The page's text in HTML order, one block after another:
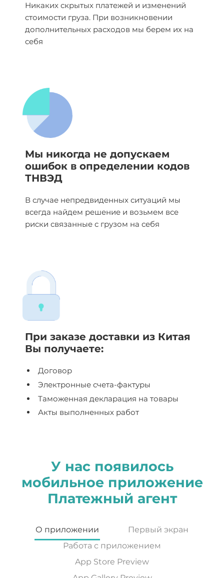
Никаких скрытых платежей и изменений
стоимости груза. При возникновении
дополнительных расходов мы берем их на
себя
Мы никогда не допускаем
ошибок в определении кодов
ТНВЭД
В случае непредвиденных ситуаций мы
всегда найдем решение и возьмем все
риски связанные с грузом на себя
При заказе доставки из Китая
Вы получаете:
Договор
Электронные счета-фактуры
Таможенная декларация на товары
Акты выполненных работ
У нас появилось
мобильное приложение
Платежный агент
О приложении
Первый экран
Работа с приложением
App Store Preview